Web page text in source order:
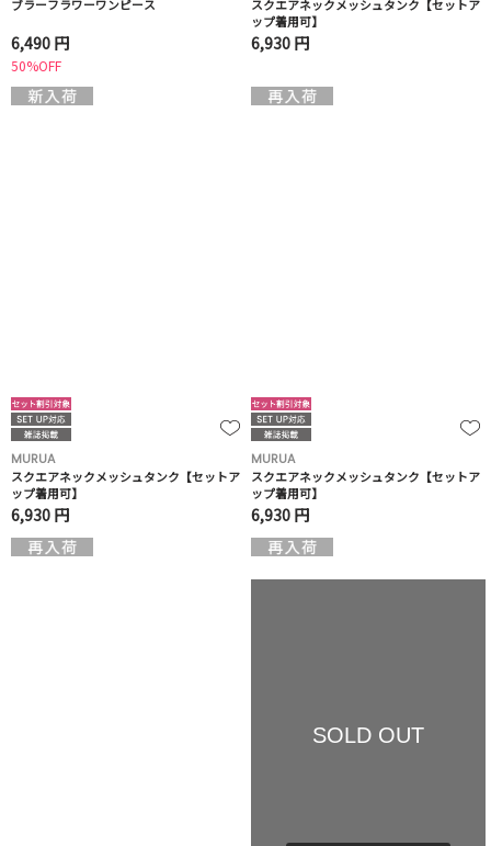
ブラーフラワーワンピース
6,490 円
50%OFF
スクエアネックメッシュタンク【セットア
ップ着用可】
6,930 円
MURUA
スクエアネックメッシュタンク【セットア
ップ着用可】
6,930 円
MURUA
スクエアネックメッシュタンク【セットア
ップ着用可】
6,930 円
SOLD OUT